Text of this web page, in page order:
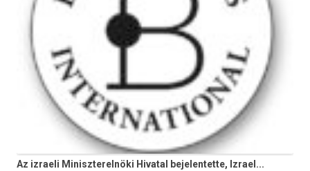
Az izraeli Miniszterelnöki Hivatal bejelentette, Izrael...